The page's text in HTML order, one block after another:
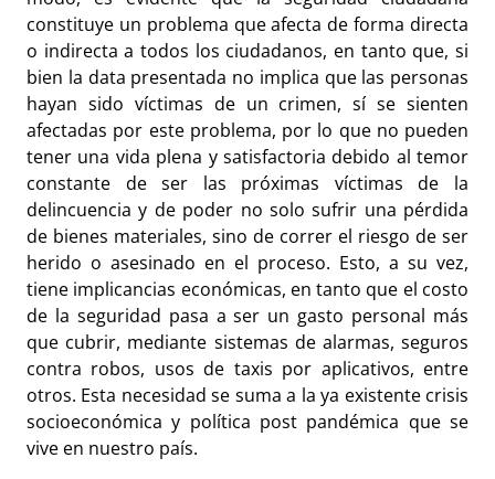
constituye un problema que afecta de forma directa
o indirecta a todos los ciudadanos, en tanto que, si
bien la data presentada no implica que las personas
hayan sido víctimas de un crimen, sí se sienten
afectadas por este problema, por lo que no pueden
tener una vida plena y satisfactoria debido al temor
constante de ser las próximas víctimas de la
delincuencia y de poder no solo sufrir una pérdida
de bienes materiales, sino de correr el riesgo de ser
herido o asesinado en el proceso. Esto, a su vez,
tiene implicancias económicas, en tanto que el costo
de la seguridad pasa a ser un gasto personal más
que cubrir, mediante sistemas de alarmas, seguros
contra robos, usos de taxis por aplicativos, entre
otros. Esta necesidad se suma a la ya existente crisis
socioeconómica y política post pandémica que se
vive en nuestro país.